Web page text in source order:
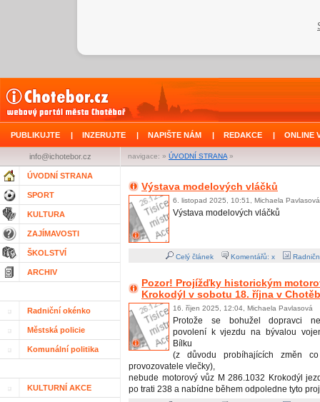
PUBLIKUJTE | INZERUJTE | NAPIŠTE NÁM | REDAKCE | ONLINE
navigace: » ÚVODNÍ STRANA »
info@ichotebor.cz
ÚVODNÍ STRANA
SPORT
KULTURA
ZAJÍMAVOSTI
ŠKOLSTVÍ
ARCHIV
Radniční okénko
Městská policie
Komunální politika
KULTURNÍ AKCE
Výstava modelových vláčků
6. listopad 2025, 10:51, Michaela Pavlasová
Výstava modelových vláčků
Celý článek Komentářů: x
Pozor! Projížďky historickým
Krokodýl v sobotu 18. října v
16. říjen 2025, 12:04, Michaela Pavlasová
Protože se bohužel dopravci
povolení k vjezdu na bývalou
Bílku
(z důvodu probíhajících změn
provozovatele vlečky),
nebude motorový vůz M 286.1032 Krokodýl
po trati 238 a nabídne během odpoledne tyto